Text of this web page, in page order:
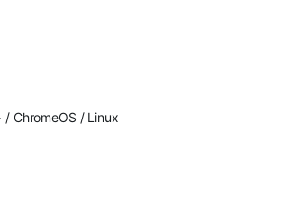
/ ChromeOS / Linux